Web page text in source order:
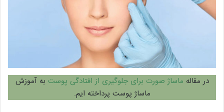
در مقاله ماساژ صورت برای جلوگیری از افتادگی پوست به آموزش
ماساژ پوست پرداخته ایم.